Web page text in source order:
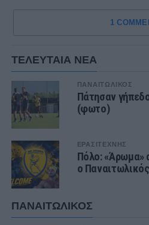
1
ΤΕΛΕΥΤΑΙΑ ΝΕΑ
ΠΑΝΑΙΤΩΛΙΚΟΣ
Πάτησαν
(φωτο)
ΕΡΑΣΙΤΕΧΝΗΣ
Πόλο: «Άρωμα»
ο Παναιτωλικός
ΠΑΝΑΙΤΩΛΙΚΟΣ